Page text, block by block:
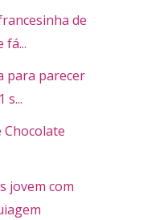
de
fá...
para parecer
s...
Chocolate
jovem com